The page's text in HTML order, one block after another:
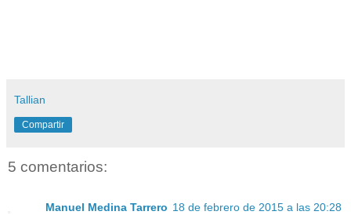
Tallian
Compartir
5 comentarios:
Manuel Medina Tarrero 18 de febrero de 2015 a las 20:28